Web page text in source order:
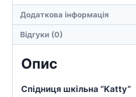
Додаткова інформація
Відгуки (0)
Опис
Спідниця шкільна “Katty”